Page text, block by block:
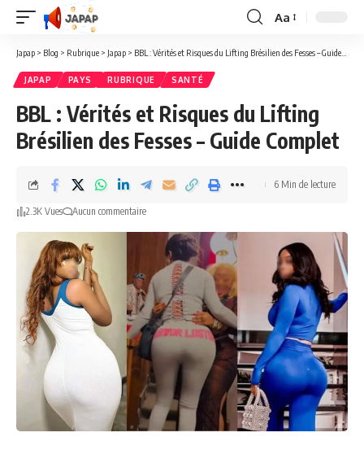
Redimensionner
Aa
Japap > Blog > Rubrique > Japap > BBL : Vérités et Risques du Lifting Brésilien des Fesses – Guide Complet
JAPAP PAYS RUBRIQUE SANTÉ
BBL : Vérités et Risques du Lifting
Brésilien des Fesses – Guide Complet
2.3K Vues Aucun commentaire
6 Min de lecture